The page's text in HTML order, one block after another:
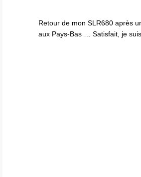
Retour de mon SLR680 après
aux Pays-Bas … Satisfait, je